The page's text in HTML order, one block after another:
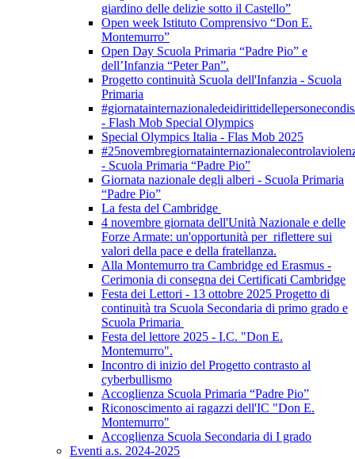
giardino delle delizie sotto il Castello”
Open week Istituto Comprensivo “Don E.
Montemurro”
Open Day Scuola Primaria “Padre Pio” e
dell’Infanzia “Peter Pan”.
Progetto continuità Scuola dell'Infanzia - Scuola
Primaria
- Flash Mob Special Olympics
Special Olympics Italia - Flas Mob 2025
- Scuola Primaria “Padre Pio”
Giornata nazionale degli alberi - Scuola Primaria
“Padre Pio”
La festa del Cambridge
4 novembre giornata dell'Unità Nazionale e delle
Forze Armate: un'opportunità per riflettere sui
valori della pace e della fratellanza.
Alla Montemurro tra Cambridge ed Erasmus -
Cerimonia di consegna dei Certificati Cambridge
Festa dei Lettori - 13 ottobre 2025 Progetto di
continuità tra Scuola Secondaria di primo grado e
Scuola Primaria
Festa del lettore 2025 - I.C. "Don E.
Montemurro".
Incontro di inizio del Progetto contrasto al
cyberbullismo
Accoglienza Scuola Primaria “Padre Pio”
Riconoscimento ai ragazzi dell'IC "Don E.
Montemurro"
Accoglienza Scuola Secondaria di I grado
Eventi a.s. 2024-2025